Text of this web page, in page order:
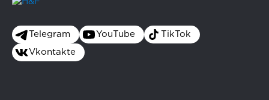
Telegram YouTube TikTok
Vkontakte